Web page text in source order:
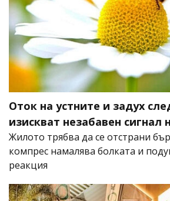
Оток на устните и задух
изискват незабавен сигнал
Жилото трябва да се отстрани
компрес намалява болката и
реакция